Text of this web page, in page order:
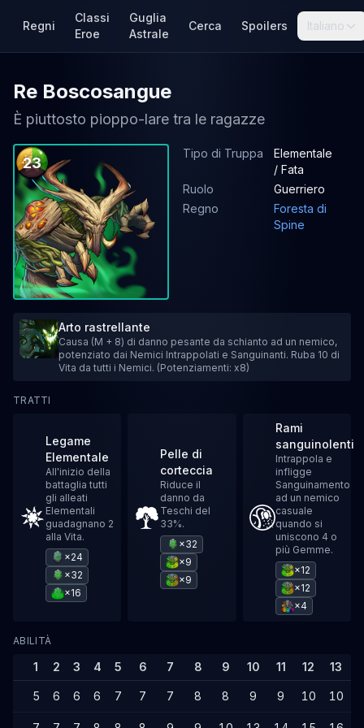
Regni
Classi
Eroe
Guglia
Astrale
Cerca Spoilers Italiano
Re Boscosangue
È piuttosto pioppo-lare tra le ragazze
23
Tipo di Truppa
Elementale
/ Fata
Ruolo
Guerriero
Regno
Foresta di
Spine
Arto rastrellante
Causa (M + 8) di danno pesante da schianto ad un nemico,
potenziato dai Nemici Intrappolati e Sanguinanti. Ruba 10 di
Vita da tutti i Nemici. (Potenziamenti: x8)
TRATTI
Legame
Elementale
All'inizio della
battaglia tutti
gli alleati
Elementali
guadagnano 2
alla Vita.
×24
×32
×16
Pelle di
corteccia
Riduce il
danno da
Teschi del
33%.
×32
×9
×9
Rami
sanguinolenti
Intrappola e
infligge
Sanguinamento
ad un nemico
casuale
quando si
uniscono 4 o
più Gemme.
×12
×12
×4
ABILITÀ
1 2 3 4 5 6 7 8 9 10 11 12 13
5 6 6 6 7 7 7 8 8 9 9 10 10